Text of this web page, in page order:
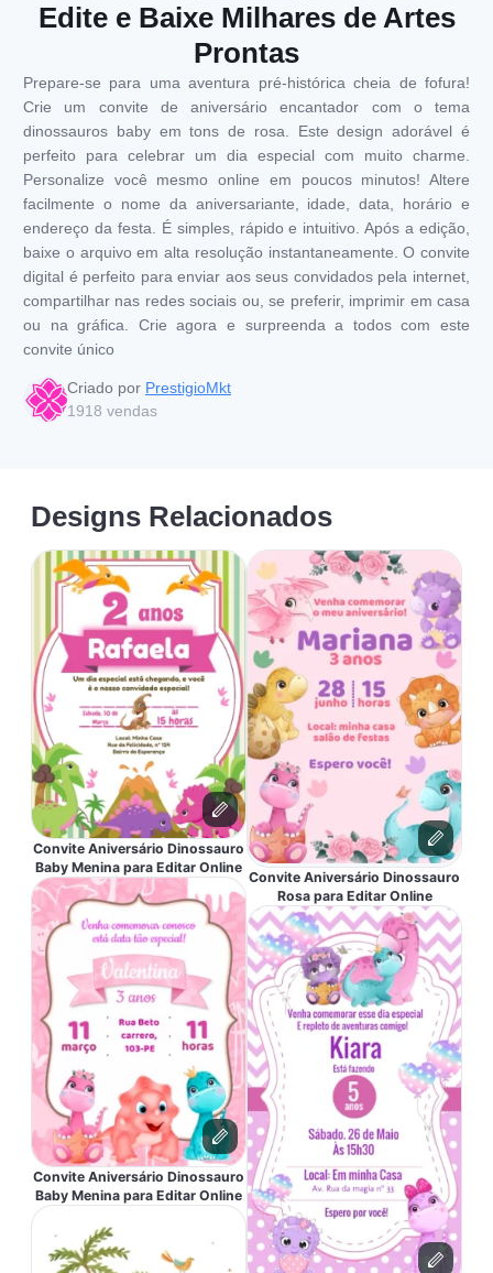
Edite e Baixe Milhares de Artes
Prontas
Prepare-se para uma aventura pré-histórica cheia de fofura!
Crie um convite de aniversário encantador com o tema
dinossauros baby em tons de rosa. Este design adorável é
perfeito para celebrar um dia especial com muito charme.
Personalize você mesmo online em poucos minutos! Altere
facilmente o nome da aniversariante, idade, data, horário e
endereço da festa. É simples, rápido e intuitivo. Após a edição,
baixe o arquivo em alta resolução instantaneamente. O convite
digital é perfeito para enviar aos seus convidados pela internet,
compartilhar nas redes sociais ou, se preferir, imprimir em casa
ou na gráfica. Crie agora e surpreenda a todos com este
convite único
Criado por PrestigioMkt
1918 vendas
Designs Relacionados
Convite Aniversário Dinossauro
Baby Menina para Editar Online
Convite Aniversário Dinossauro
Baby Menina para Editar Online
Convite Aniversário Dinossauro
Rosa para Editar Online